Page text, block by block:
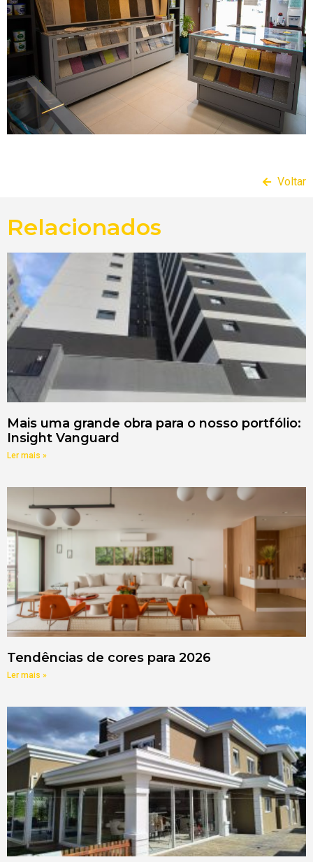
Voltar
Relacionados
Mais uma grande obra para o nosso portfólio:
Insight Vanguard
Ler mais »
Tendências de cores para 2026
Ler mais »